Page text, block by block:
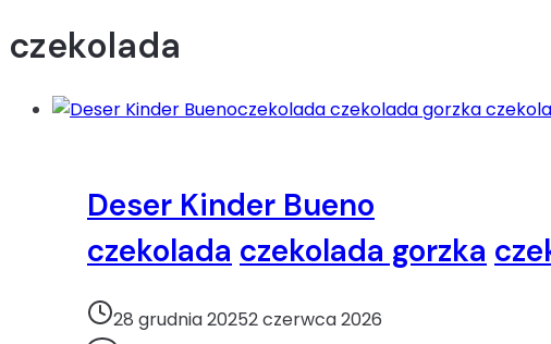
czekolada
Deser Kinder Bueno
czekolada czekolada gorzka
28 grudnia 20252 czerwca 2026